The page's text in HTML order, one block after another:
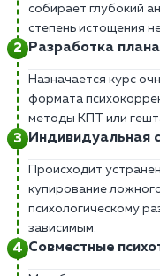
собирает глубокий
степень истощения
Разработка
Назначается курс
формата
методы КПТ или
Индивидуальная
Происходит
купирование
психологическому
зависимым.
Совместные